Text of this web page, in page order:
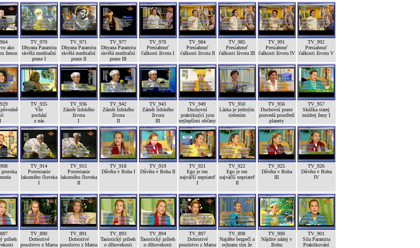
ako
ženou
TV_970
Dhyana Paramita
skvělá meditační
praxe I
TV_971
Dhyana Paramita
skvělá meditační
praxe II
TV_977
Dhyana Paramita
skvělá meditační
praxe III
TV_978
Presiahnuť
ťažkosti života I
TV_984
Presiahnuť
ťažkosti života II
TV_985
Presiahnuť
ťažkosti života III
TV_991
Presiahnuť
ťažkosti života IV
TV_992
Presiahnuť
ťažkosti života V
TV_935
Vše
pochází
z nás
TV_936
Záměr lidského
života
I
TV_942
Záměr lidského
života
II
TV_943
Záměr lidského
života
III
TV_949
Duchovní
praktikující jsou
nejlepšími občany
TV_950
Láska je jediným
riešením
TV_956
Duchovní praxe
pozvedá prostředí
planety
TV_957
Skúška starej
múdrej ženy I
TV_914
Potrestanie
lakomého človeka
I
TV_915
Potrestanie
lakomého človeka
II
TV_918
Důvěra v Boha I
TV_919
Důvěra v Boha II
TV_921
Ego je ten
najväčší nepriateľ
I
TV_922
Ego je ten
najväčší nepriateľ
II
TV_925
Důvěra v Boha
III
TV_926
Důvěra v Boha
IV
príbeh
TV_890
Dobrotivé
posolstvo z Marsu
TV_891
Dobrotivé
posolstvo z Marsu
TV_893
Taoistický príbeh
o dlhovekosti
TV_894
Taoistický príbeh
o dlhovekosti
TV_897
Dobrotivé
posolstvo z Marsu
TV_898
Najděte bezpečí a
ochranu tím že
TV_900
Nájdite nádej v
Bohu
TV_901
Sila Paramita
Praktikování